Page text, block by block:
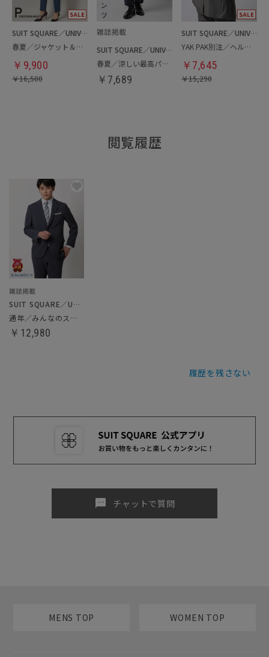
SUIT SQUARE／UNIVERSAL LANGUAGE／WHITE
春夏／ジャケット＆パンツセットアップ／洗濯ネット付き
￥ 9,900
￥16,500
SUIT SQUARE／UNIVERSAL LANGUAGE
春夏／涼しい最高パンツ
￥ 7,689
SUIT SQUARE／UNIVERSAL LANGUAGE
YAK PAK別注／ヘルメットバッグ
￥ 7,645
￥15,290
閲覧履歴
SUIT SQUARE／UNIVERSAL LANGUAGE
通年／みんなのスーツ
￥12,980
履歴を残さない
sms チャットで質問
MENS TOP WOMEN TOP